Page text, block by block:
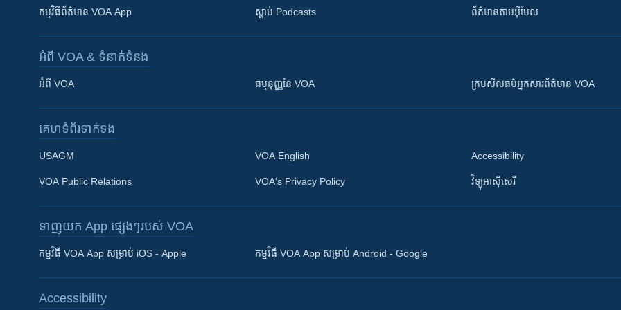
Khmer English
កម្មវិធី​ព័ត៌មាន VOA App ស្តាប់ Podcasts ព័ត៌មាន​តាម​អ៊ីមែល
អំពី​ VOA & ទំនាក់ទំនង
អំពី​ VOA ធម្មនុញ្ញ​នៃ VOA ក្រម​​​សីលធម៌​​​អ្នក​​​សារព័ត៌មាន VOA
គេហទំព័រ​​ទាក់ទង
USAGM
VOA Public Relations
VOA English
VOA's Privacy Policy
Accessibility
វិទ្យុ​អាស៊ី​សេរី
ទាញយក​ App ផ្សេងៗ​របស់​ VOA
កម្មវិធី​ VOA App សម្រាប់ iOS - Apple កម្មវិធី​ VOA App សម្រាប់ Android - Google
Accessibility